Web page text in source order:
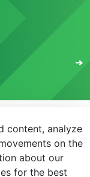
E-learning
content, analyze
on the
about our
for the best